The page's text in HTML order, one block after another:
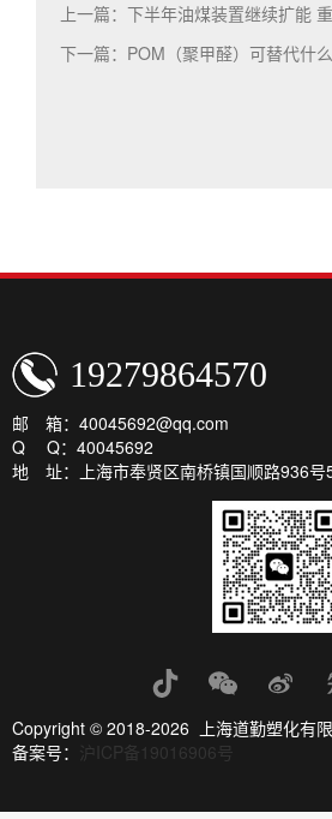
上一篇：下半年油煤装置继续扩能
下一篇：POM（聚甲醛）可替代什
19279864570
邮 箱：40045692@qq.com
Q Q：40045692
地 址：上海市奉贤区南桥镇国顺路936号
Copyright © 2018-2026 上海道勤塑化有
备案号： 沪ICP备19016906号